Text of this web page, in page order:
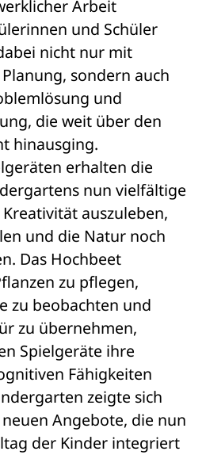
Arbeit
und Schüler
nicht nur mit
sondern auch
und
die weit über den
hinausging.
erhalten die
nun vielfältige
auszuleben,
und die Natur noch
Das Hochbeet
zu pflegen,
zu beobachten und
zu übernehmen,
Spielgeräte ihre
Fähigkeiten
zeigte sich
Angebote, die nun
der Kinder integriert